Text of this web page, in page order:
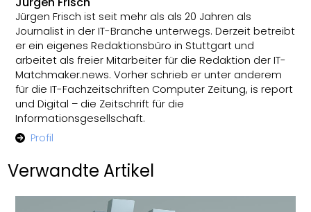
Jürgen Frisch ist seit mehr als als 20 Jahren als
Journalist in der IT-Branche unterwegs. Derzeit betreibt
er ein eigenes Redaktionsbüro in Stuttgart und
arbeitet als freier Mitarbeiter für die Redaktion der IT-
Matchmaker.news. Vorher schrieb er unter anderem
für die IT-Fachzeitschriften Computer Zeitung, is report
und Digital – die Zeitschrift für die
Informationsgesellschaft.
Profil
Verwandte Artikel